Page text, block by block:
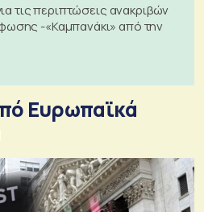
τις περιπτώσεις ανακριβών
-«Καμπανάκι» από την
Ευρωπαϊκά